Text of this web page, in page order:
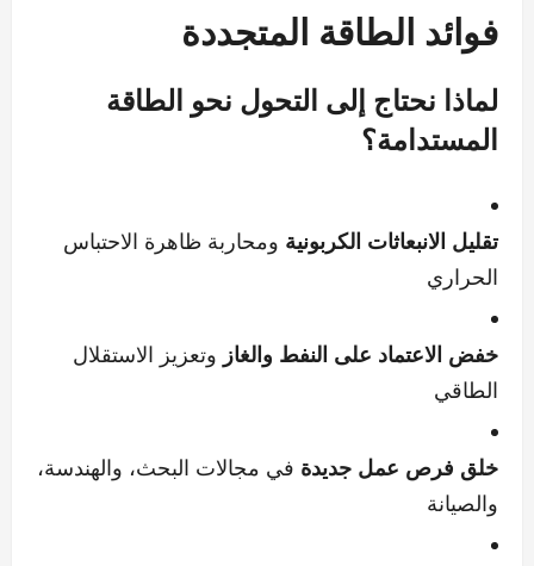
فوائد الطاقة المتجددة
لماذا نحتاج إلى التحول نحو الطاقة
المستدامة؟
تقليل الانبعاثات الكربونية ومحاربة ظاهرة الاحتباس
الحراري
خفض الاعتماد على النفط والغاز وتعزيز الاستقلال
الطاقي
خلق فرص عمل جديدة في مجالات البحث، والهندسة،
والصيانة